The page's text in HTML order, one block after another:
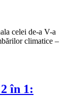
celei de-a V-a
climatice –
în 1: